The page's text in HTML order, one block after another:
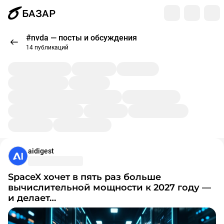
БАЗАР
#nvda — посты и обсуждения
14 публикаций
aidigest
SpaceX хочет в пять раз больше
вычислительной мощности к 2027 году —
и делает…